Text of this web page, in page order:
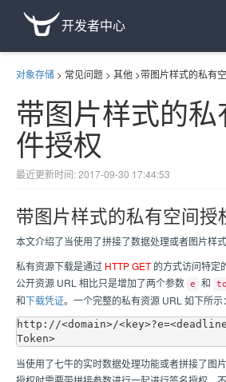
开发者中心
对象存储 > 常见问题 > 其他 >带图片样式的私有
带图片样式的
件授权
最近更新时间: 2017-09-30 17:44:53
带图片样式的私有空间授
本文介绍了当使用了拼接了数据处理或者图片样
私有资源下载是通过 HTTP GET的方式访问特定
公开资源 URL 相比只是增加了两个参数 e 和
和下载凭证。一个完整的私有资源 URL 如下所示：
http://<domain>/
当使用了七牛的实时数据处理功能或者拼接了图